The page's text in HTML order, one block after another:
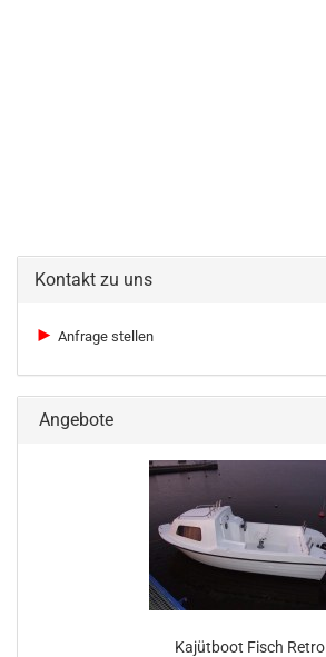
Kontakt zu uns
► Anfrage stellen
Angebote
Kajütboot Fisch Retro